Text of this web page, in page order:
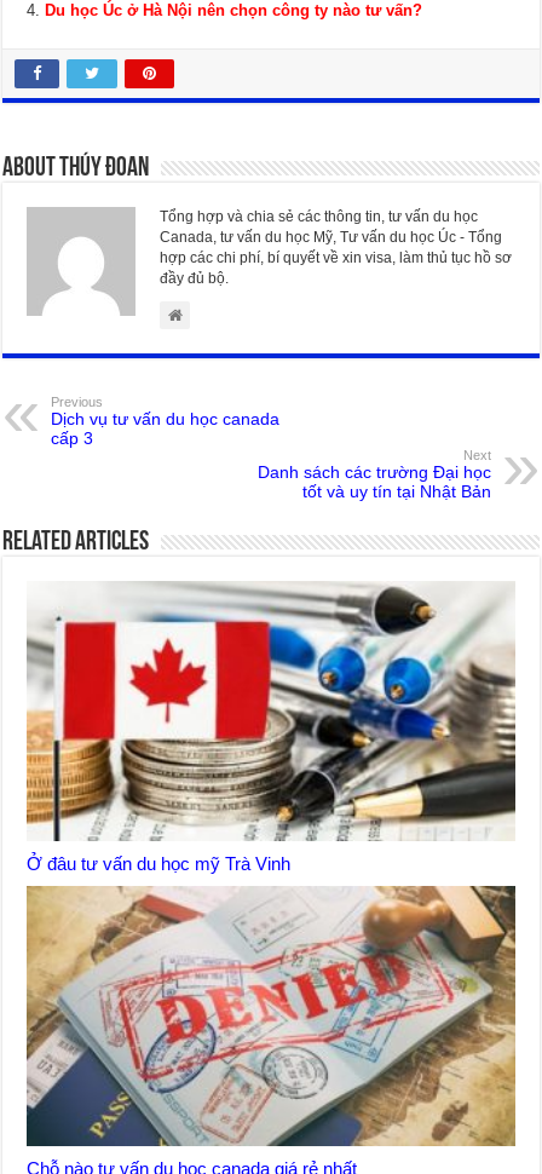
Du học Úc ở Hà Nội nên chọn công ty nào tư vấn?
About Thúy Đoan
Tổng hợp và chia sẻ các thông tin, tư vấn du học
Canada, tư vấn du học Mỹ, Tư vấn du học Úc - Tổng
hợp các chi phí, bí quyết về xin visa, làm thủ tục hồ sơ
đầy đủ bộ.
Previous
Dịch vụ tư vấn du học canada
cấp 3
Next
Danh sách các trường Đại học
tốt và uy tín tại Nhật Bản
Related Articles
Ở đâu tư vấn du học mỹ Trà Vinh
Chỗ nào tư vấn du học canada giá rẻ nhất